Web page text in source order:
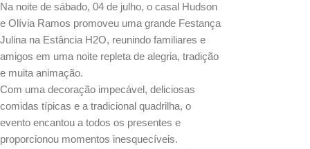
Na noite de sábado, 04 de julho, o casal Hudson
e Olívia Ramos promoveu uma grande Festança
Julina na Estância H2O, reunindo familiares e
amigos em uma noite repleta de alegria, tradição
e muita animação.
Com uma decoração impecável, deliciosas
comidas típicas e a tradicional quadrilha, o
evento encantou a todos os presentes e
proporcionou momentos inesquecíveis.